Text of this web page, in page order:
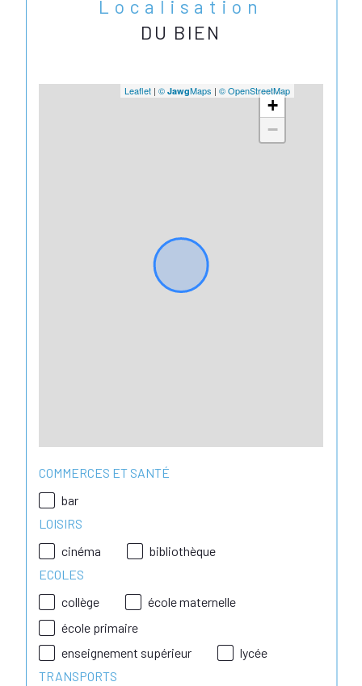
Localisation
DU BIEN
+
−
Leaflet | © JawgMaps | © OpenStreetMap
COMMERCES ET SANTÉ
bar
LOISIRS
cinéma
bibliothèque
ECOLES
collège
école maternelle
école primaire
enseignement supérieur
lycée
TRANSPORTS